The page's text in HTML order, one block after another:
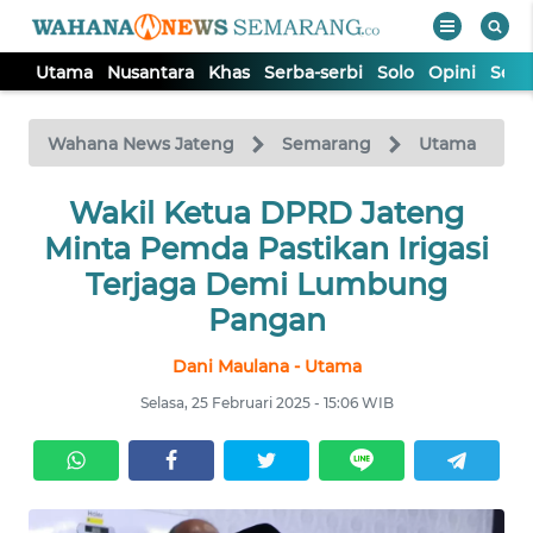
Utama Nusantara Khas Serba-serbi Solo Opini
Wahana News Jateng Semarang Utama
Wakil Ketua DPRD Jateng
Minta Pemda Pastikan Irigasi
Terjaga Demi Lumbung
Pangan
Dani Maulana - Utama
Selasa, 25 Februari 2025 - 15:06 WIB
TV
Tutup
UTAMA
NUSANTARA
SERBI